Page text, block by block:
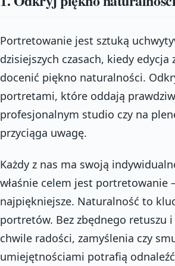
Portretowanie jest sztuką
dzisiejszych czasach, kiedy
docenić piękno naturalności.
portretami, które oddają
profesjonalnym studio czy na
przyciąga uwagę.
Każdy z nas ma swoją
właśnie celem jest portretowanie
najpiękniejsze. Naturalność to
portretów. Bez zbędnego retuszu
chwile radości, zamyślenia czy
umiejętnościami potrafią